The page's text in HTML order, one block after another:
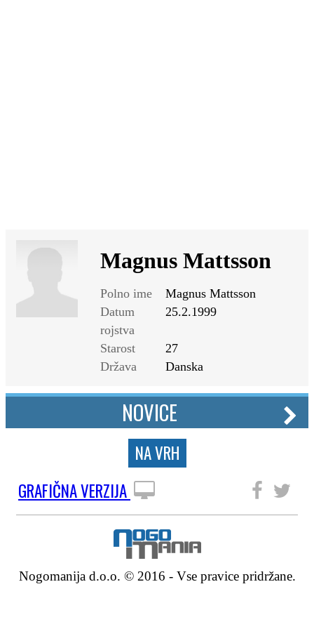
Magnus Mattsson
Polno ime
Magnus Mattsson
Datum
rojstva
25.2.1999
Starost
27
Država
Danska
NOVICE
NA VRH
GRAFIČNA VERZIJA
Nogomanija d.o.o. © 2016 - Vse pravice pridržane.